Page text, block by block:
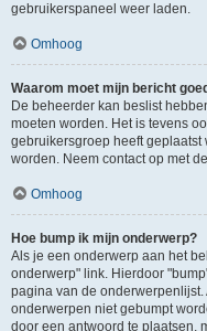
gebruikerspaneel weer laden.
Omhoog
Waarom moet mijn bericht
De beheerder kan beslist
moeten worden. Het is tevens
gebruikersgroep heeft
worden. Neem contact op met
Omhoog
Hoe bump ik mijn onderwerp?
Als je een onderwerp aan het
onderwerp" link. Hierdoor
pagina van de
onderwerpen niet gebumpt
door een antwoord te plaatsen,